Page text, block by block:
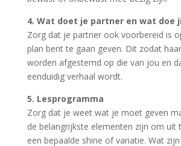
4. Wat doet je partner en wat doe
Zorg dat je partner ook voorbereid is
plan bent te gaan geven. Dit zodat
worden afgestemd op die van jou en
eenduidig verhaal wordt.
5. Lesprogramma
Zorg dat je weet wat je moet geven
de belangrijkste elementen zijn om uit
een bepaalde shine of variatie. Wat